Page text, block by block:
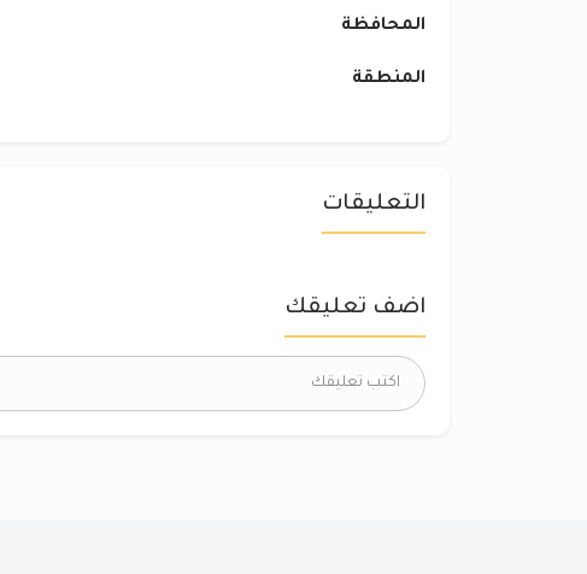
المحافظة
المنطقة
التعليقات
اضف تعليقك